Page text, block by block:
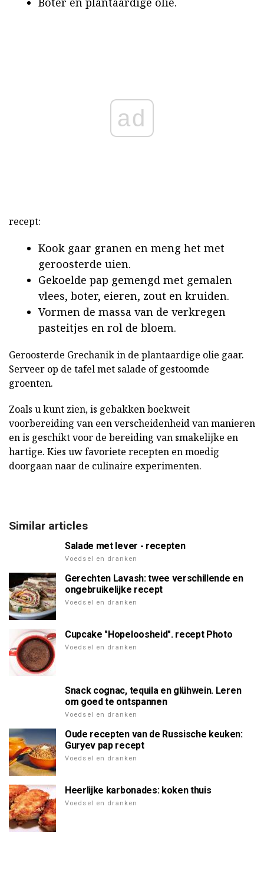
ad
recept:
Kook gaar granen en meng het met
geroosterde uien.
Gekoelde pap gemengd met gemalen
vlees, boter, eieren, zout en kruiden.
Vormen de massa van de verkregen
pasteitjes en rol de bloem.
Geroosterde Grechanik in de plantaardige olie gaar.
Serveer op de tafel met salade of gestoomde
groenten.
Zoals u kunt zien, is gebakken boekweit
voorbereiding van een verscheidenheid van manieren
en is geschikt voor de bereiding van smakelijke en
hartige. Kies uw favoriete recepten en moedig
doorgaan naar de culinaire experimenten.
Similar articles
Salade met lever - recepten
Voedsel en dranken
Gerechten Lavash: twee verschillende en
ongebruikelijke recept
Voedsel en dranken
Cupcake "Hopeloosheid". recept Photo
Voedsel en dranken
Snack cognac, tequila en glühwein. Leren
om goed te ontspannen
Voedsel en dranken
Oude recepten van de Russische keuken:
Guryev pap recept
Voedsel en dranken
Heerlijke karbonades: koken thuis
Voedsel en dranken